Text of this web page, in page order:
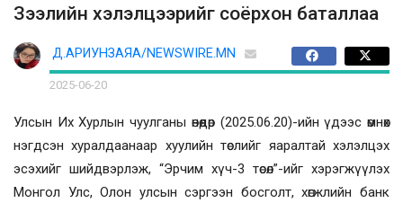
Зээлийн хэлэлцээрийг соёрхон баталлаа
Д.АРИУНЗАЯА/NEWSWIRE.MN
2025-06-20
Улсын Их Хурлын чуулганы өнөөдөр (2025.06.20)-ийн үдээс өмнөх
нэгдсэн хуралдаанаар хуулийн төслийг яаралтай хэлэлцэх
эсэхийг шийдвэрлэж, “Эрчим хүч-3 төсөл”-ийг хэрэгжүүлэх
Монгол Улс, Олон улсын сэргээн босголт, хөгжлийн банк